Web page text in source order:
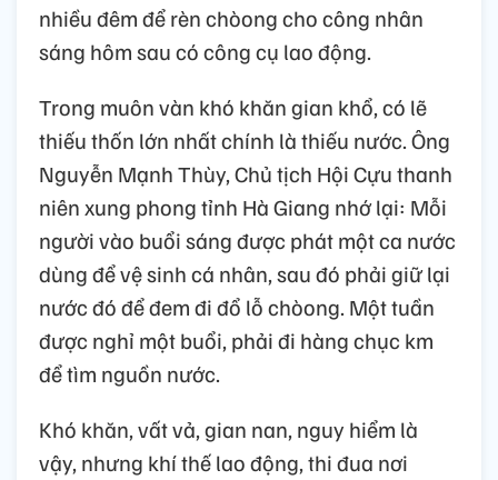
nhiều đêm để rèn chòong cho công nhân
sáng hôm sau có công cụ lao động.
Trong muôn vàn khó khăn gian khổ, có lẽ
thiếu thốn lớn nhất chính là thiếu nước. Ông
Nguyễn Mạnh Thùy, Chủ tịch Hội Cựu thanh
niên xung phong tỉnh Hà Giang nhớ lại: Mỗi
người vào buổi sáng được phát một ca nước
dùng để vệ sinh cá nhân, sau đó phải giữ lại
nước đó để đem đi đổ lỗ chòong. Một tuần
được nghỉ một buổi, phải đi hàng chục km
để tìm nguồn nước.
Khó khăn, vất vả, gian nan, nguy hiểm là
vậy, nhưng khí thế lao động, thi đua nơi